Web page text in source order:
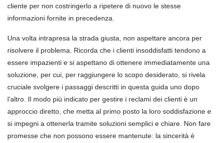
cliente per non costringerlo a ripetere di nuovo le stesse
informazioni fornite in precedenza.
Una volta intrapresa la strada giusta, non aspettare ancora per
risolvere il problema. Ricorda che i clienti insoddisfatti tendono a
essere impazienti e si aspettano di ottenere immediatamente una
soluzione, per cui, per raggiungere lo scopo desiderato, si rivela
cruciale svolgere i passaggi descritti in questa guida uno dopo
l’altro. Il modo più indicato per gestire i reclami dei clienti è un
approccio diretto, che metta al primo posto la loro soddisfazione e
si impegni a ottenerla tramite soluzioni semplici e chiare. Non fare
promesse che non possono essere mantenute: la sincerità è